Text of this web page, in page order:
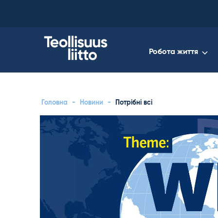
Робота життя
Головна - Новини - Потрібні всі